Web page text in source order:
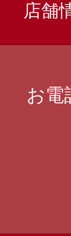
店舗
お電